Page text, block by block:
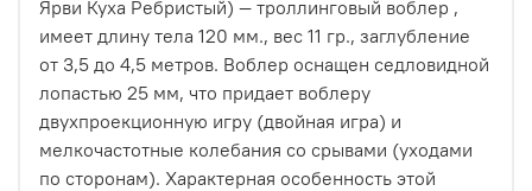
Ярви Куха Ребристый) — троллинговый воблер ,
имеет длину тела 120 мм., вес 11 гр., заглубление
от 3,5 до 4,5 метров. Воблер оснащен седловидной
лопастью 25 мм, что придает воблеру
двухпроекционную игру (двойная игра) и
мелкочастотные колебания со срывами (уходами
по сторонам). Характерная особенность этой